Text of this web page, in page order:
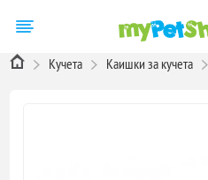
Кучета Каишки за кучета